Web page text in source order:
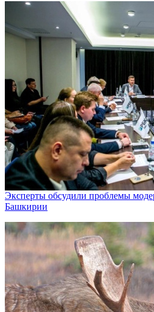
Эксперты обсудили проблемы
Башкирии